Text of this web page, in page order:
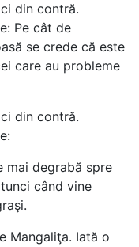
din contră.
Pe cât de
se crede că este
care au probleme
din contră.
mai degrabă spre
când vine
Mangaliţa. Iată o